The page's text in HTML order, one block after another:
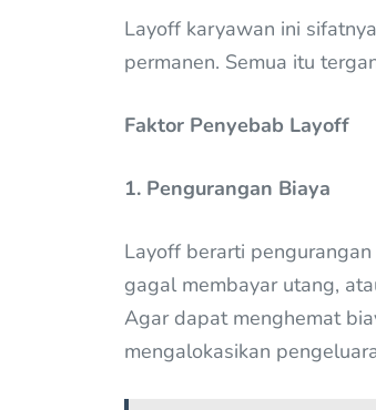
Layoff karyawan ini
permanen. Semua itu
Faktor Penyebab Layoff
1. Pengurangan Biaya
Layoff berarti
gagal membayar utang,
Agar dapat menghemat
mengalokasikan